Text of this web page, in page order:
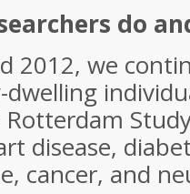
do
2012, we
disease,
cancer, and